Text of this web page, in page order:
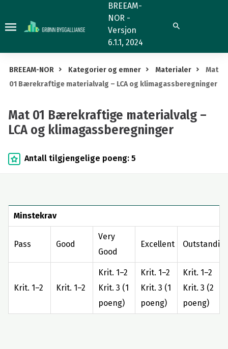
01
Bærekraftige
materialvalg
LCA
klimagassberegninger
BREEAM-
NOR -
Versjon
6.1.1, 2024
Søk
BREEAM-NOR Kategorier og emner Materialer
Mat
01 Bærekraftige materialvalg – LCA og klimagassberegninger
Mat 01 Bærekraftige materialvalg –
LCA og klimagassberegninger
Antall tilgjengelige poeng: 5
Minstekrav
Pass Good
Very
Good
Excellent
Krit. 1–2 Krit. 1–2
Krit. 1–2
Krit. 3 (1
poeng)
Krit. 1–2
Krit. 3 (1
poeng)
Krit. 1–2
Krit. 3 (2
poeng)